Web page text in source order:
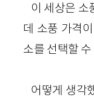
이 세상은 소
데 소풍 가격
소를 선택할
어떻게 생각